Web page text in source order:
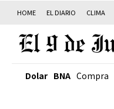
HOME EL DIARIO CLIMA
Dolar BNA Compra